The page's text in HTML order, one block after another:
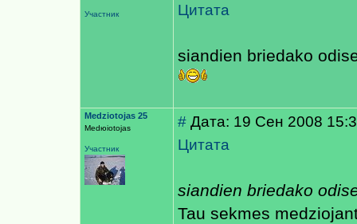
Участник
Цитата
siandien briedako
Medziotojas 25
Medюiotojas
Участник
# Дата: 19 Сен 2008
Цитата
siandien briedako
Tau sekmes